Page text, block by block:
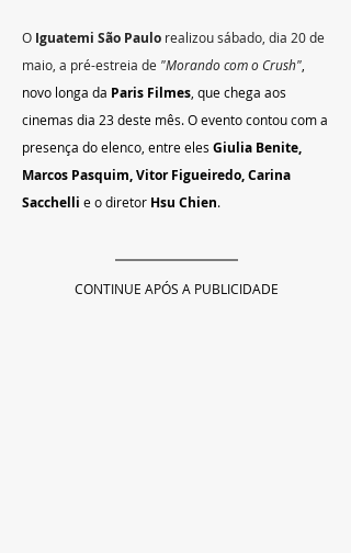
O Iguatemi São Paulo realizou sábado, dia 20 de
maio, a pré-estreia de "Morando com o Crush"
novo longa da Paris Filmes , que chega aos
cinemas dia 23 deste mês. O evento contou com a
presença do elenco, entre eles Giulia Benite,
Marcos Pasquim, Vitor Figueiredo, Carina
Sacchelli e o diretor Hsu Chien.
CONTINUE APÓS A PUBLICIDADE